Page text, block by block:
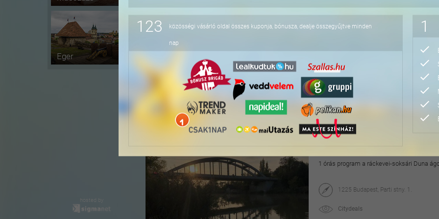
123 közösségi vásárló oldal összes kuponja, bónusza, dealje összegyűjtve minden
nap
1
Eger
hosted by
-20% Fűnyíró traktor
maikupon
10.400 Ft
Páros dunai privát
1 órás program a ráckevei-soksári Duna
1225 Budapest, Parti stny. 1.
Citydeals